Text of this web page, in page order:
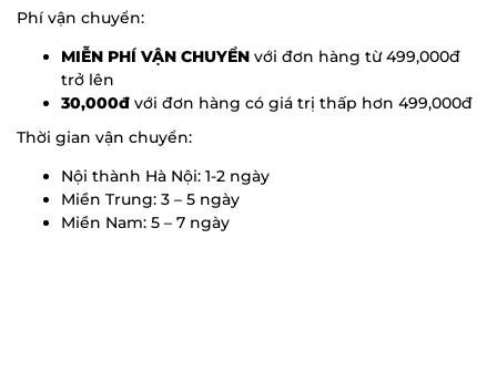
Phí vận chuyển:
MIỄN PHÍ VẬN CHUYỂN với đơn hàng từ 499,000đ
trở lên
30,000đ với đơn hàng có giá trị thấp hơn 499,000đ
Thời gian vận chuyển:
Nội thành Hà Nội: 1-2 ngày
Miền Trung: 3 – 5 ngày
Miền Nam: 5 – 7 ngày